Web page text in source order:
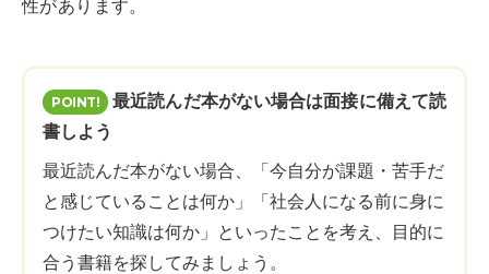
性があります。
最近読んだ本がない場合は面接に備えて読
書しよう
最近読んだ本がない場合、「今自分が課題・苦手だ
と感じていることは何か」「社会人になる前に身に
つけたい知識は何か」といったことを考え、目的に
合う書籍を探してみましょう。